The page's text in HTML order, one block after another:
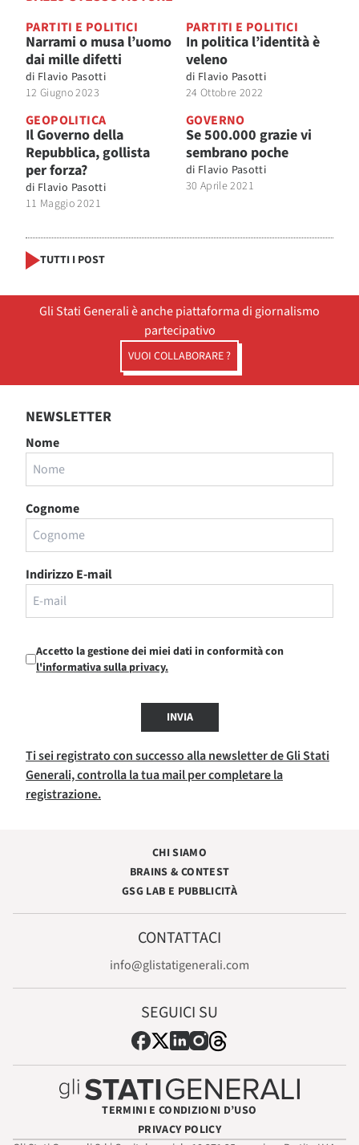
PARTITI E POLITICI
Narrami o musa l’uomo
dai mille difetti
di Flavio Pasotti
12 Giugno 2023
PARTITI E POLITICI
In politica l’identità è
veleno
di Flavio Pasotti
24 Ottobre 2022
GEOPOLITICA
Il Governo della
Repubblica, gollista
per forza?
di Flavio Pasotti
11 Maggio 2021
GOVERNO
Se 500.000 grazie vi
sembrano poche
di Flavio Pasotti
30 Aprile 2021
TUTTI I POST
Gli Stati Generali è anche piattaforma di giornalismo
partecipativo
VUOI COLLABORARE ?
NEWSLETTER
Nome
Cognome
Indirizzo E-mail
Accetto la gestione dei miei dati in conformità con
l'informativa sulla privacy.
INVIA
Ti sei registrato con successo alla newsletter de Gli Stati
Generali, controlla la tua mail per completare la
registrazione.
CHI SIAMO
BRAINS & CONTEST
GSG LAB E PUBBLICITÀ
CONTATTACI
info@glistatigenerali.com
SEGUICI SU
TERMINI E CONDIZIONI D’USO
PRIVACY POLICY